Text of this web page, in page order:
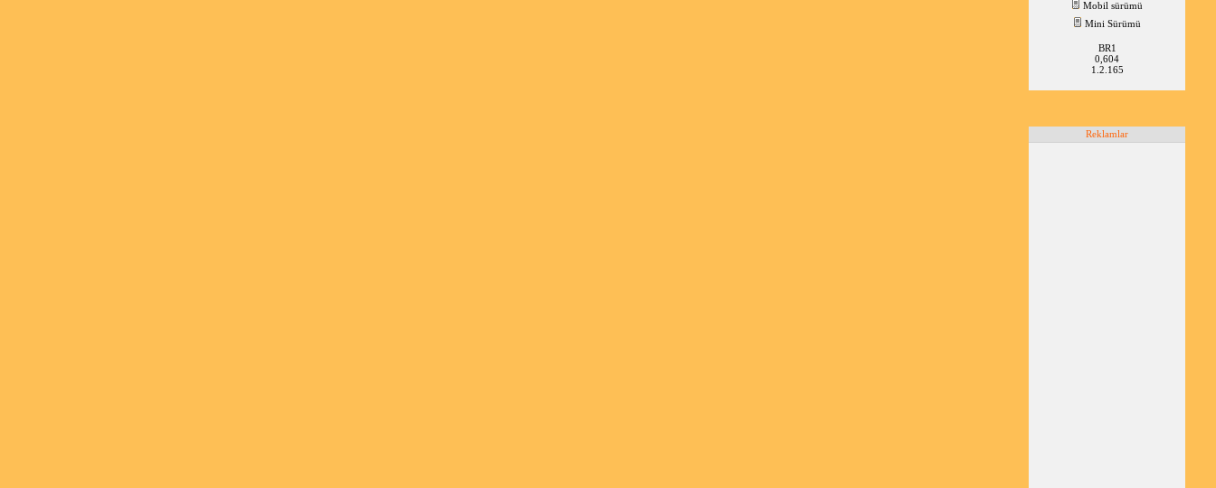
Mobil sürümü
Mini Sürümü
BR1
0,604
1.2.165
Reklamlar